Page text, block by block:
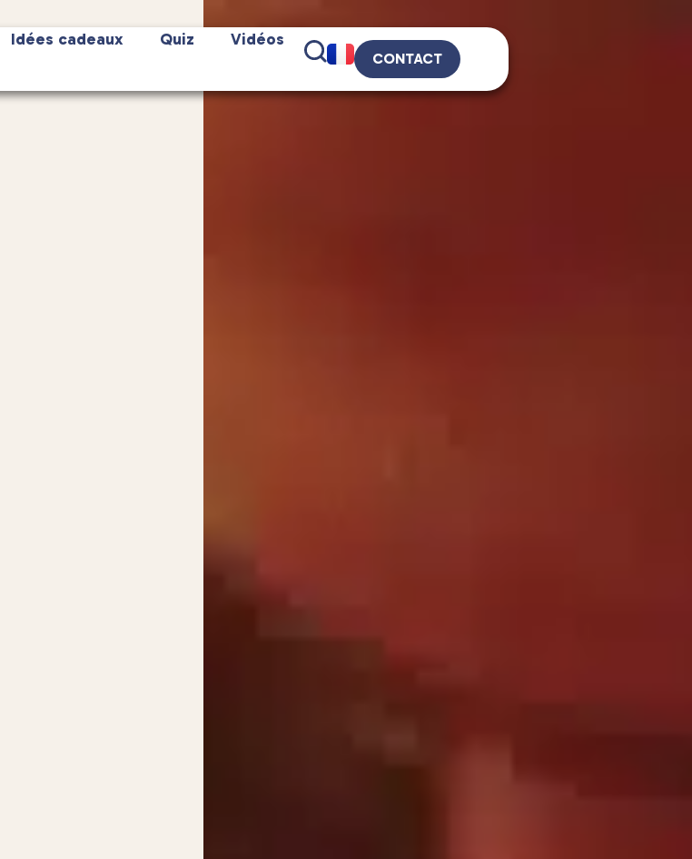
Idées cadeaux Quiz Vidéos
CONTACT